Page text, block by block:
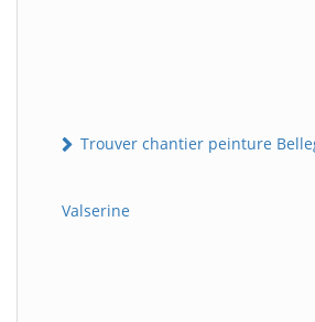
Trouver chantier peinture
Valserine